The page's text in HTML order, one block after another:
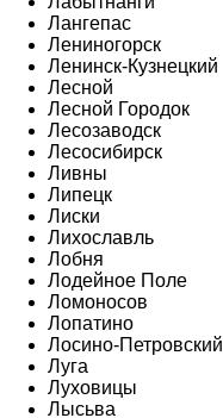
Лангепас
Лениногорск
Ленинск-Кузнецкий
Лесной
Лесной Городок
Лесозаводск
Лесосибирск
Ливны
Липецк
Лиски
Лихославль
Лобня
Лодейное Поле
Ломоносов
Лопатино
Лосино-Петровский
Луга
Луховицы
Лысьва